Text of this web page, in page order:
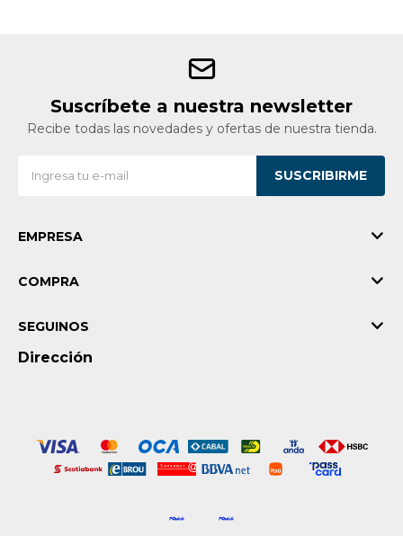
Suscríbete a nuestra newsletter
Recibe todas las novedades y ofertas de nuestra tienda.
SUSCRIBIRME
EMPRESA
COMPRA
Dirección
SEGUINOS